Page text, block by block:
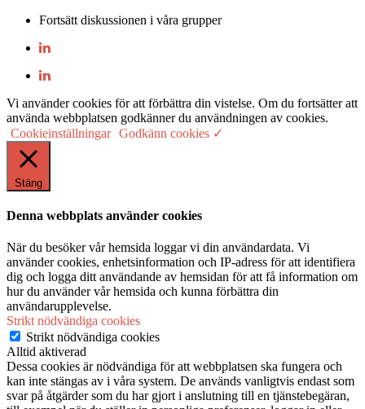
Fortsätt diskussionen i våra grupper
Vi använder cookies för att förbättra din vistelse. Om du fortsätter att
använda webbplatsen godkänner du användningen av cookies.
Cookieinställningar Godkänn cookies ✓
Stäng
Denna webbplats använder cookies
När du besöker vår hemsida loggar vi din användardata. Vi
använder cookies, enhetsinformation och IP-adress för att identifiera
dig och logga ditt användande av hemsidan för att få information om
hur du använder vår hemsida och kunna förbättra din
användarupplevelse.
Strikt nödvändiga cookies
Strikt nödvändiga cookies
Alltid aktiverad
Dessa cookies är nödvändiga för att webbplatsen ska fungera och
kan inte stängas av i våra system. De används vanligtvis endast som
svar på åtgärder som du har gjort i anslutning till en tjänstebegäran,